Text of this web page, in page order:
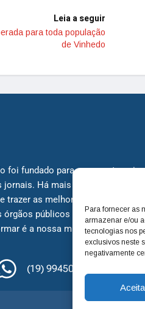
Para fornecer as
armazenar e/ou
tecnologias nos
exclusivos neste
negativamente
Leia a seguir
para toda população
de Vinhedo
foi fundado para ser uma
Há mais de 30 anos, o
trazer as melhores notícias.
públicos em busca de
é a nossa missão!
(19) 99450-1424